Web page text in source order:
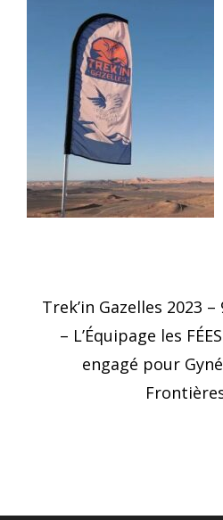
Post
navigation
Trek’in Gazelles 2023
– L’Équipage les
engagé pour